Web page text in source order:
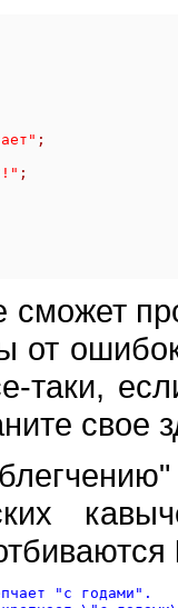
;
;
сможет
от
таки,
свое
"с годами".